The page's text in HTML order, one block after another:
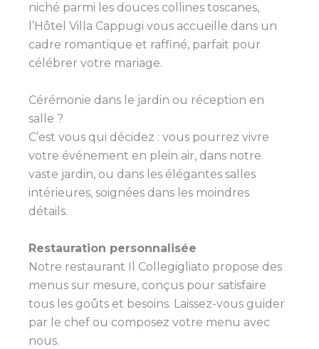
niché parmi les douces collines toscanes,
l’Hôtel Villa Cappugi vous accueille dans un
cadre romantique et raffiné, parfait pour
célébrer votre mariage.
Cérémonie dans le jardin ou réception en
salle ?
C’est vous qui décidez : vous pourrez vivre
votre événement en plein air, dans notre
vaste jardin, ou dans les élégantes salles
intérieures, soignées dans les moindres
détails.
Restauration personnalisée
Notre restaurant Il Collegigliato propose des
menus sur mesure, conçus pour satisfaire
tous les goûts et besoins. Laissez-vous guider
par le chef ou composez votre menu avec
nous.